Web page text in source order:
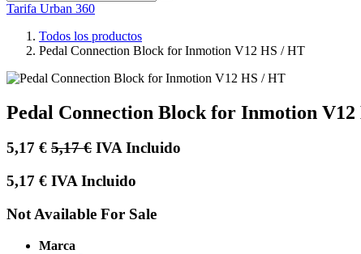
Tarifa Urban 360
Todos los productos
Pedal Connection Block for Inmotion V12 HS / HT
Pedal Connection Block for Inmotion
5,17 € 5,17€ IVA Incluido
5,17 € IVA Incluido
Not Available For Sale
Marca